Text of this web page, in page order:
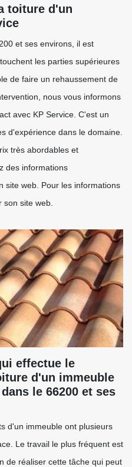
toiture d'un
et ses environs, il est
les parties supérieures
de faire un rehaussement de
nous vous informons
avec KP Service. C'est un
d'expérience dans le domaine.
très abordables et
des informations
site web. Pour les informations
site web.
effectue le
d'un immeuble
le 66200 et ses
d'un immeuble ont plusieurs
Le travail le plus fréquent est
de réaliser cette tâche qui peut